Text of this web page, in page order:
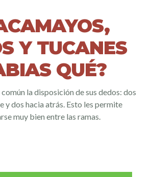
Y TUCANES
QUÉ?
común la disposición de sus dedos: dos
y dos hacia atrás. Esto les permite
muy bien entre las ramas.